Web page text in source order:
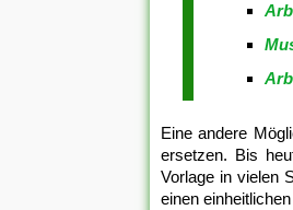
Eine andere
ersetzen. Bis
Vorlage in vielen
einen